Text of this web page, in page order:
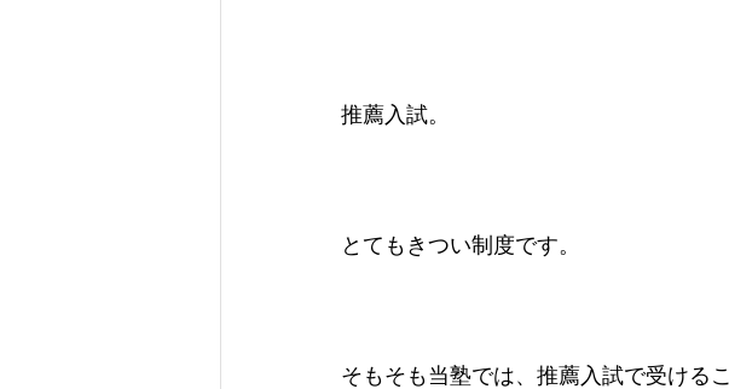
推薦入試。
とてもきつい制度です。
そもそも当塾では、推薦入試で受ける